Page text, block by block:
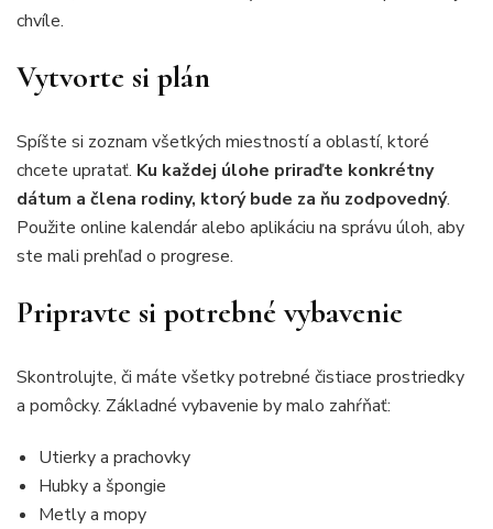
chvíle.
Vytvorte si plán
Spíšte si zoznam všetkých miestností a oblastí, ktoré
chcete upratať. Ku každej úlohe priraďte konkrétny
dátum a člena rodiny, ktorý bude za ňu zodpovedný.
Použite online kalendár alebo aplikáciu na správu úloh, aby
ste mali prehľad o progrese.
Pripravte si potrebné vybavenie
Skontrolujte, či máte všetky potrebné čistiace prostriedky
a pomôcky. Základné vybavenie by malo zahŕňať:
Utierky a prachovky
Hubky a špongie
Metly a mopy